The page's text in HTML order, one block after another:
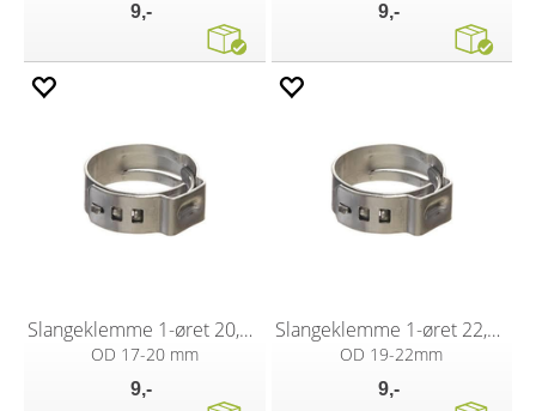
9,- 9,-
Slangeklemme 1-øret 20,5 mm
OD 17-20 mm
9,-
Slangeklemme 1-øret 22,6 mm
OD 19-22mm
9,-